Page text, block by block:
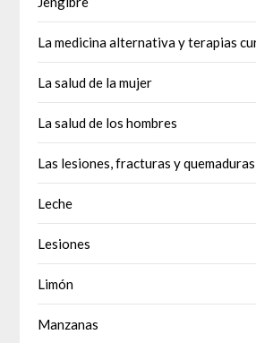
La medicina alternativa y terapias
La salud de la mujer
La salud de los hombres
Las lesiones, fracturas y quemaduras
Leche
Lesiones
Limón
Manzanas